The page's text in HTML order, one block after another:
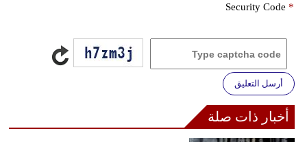
Security Code *
أرسل التعليق
أخبار ذات صلة